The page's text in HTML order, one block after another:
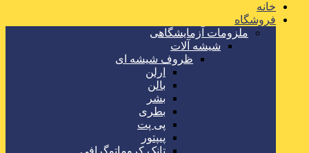
خانه
فروشگاه
ملزومات آزمایشگاهی
شیشه آلات
ظروف شیشه ای
ارلن
بالن
بشر
بطری
پی پت
پیپتور
تانک کروماتوگرافی